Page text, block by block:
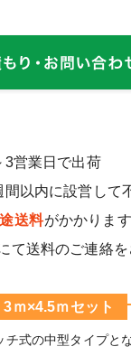
3営業日で出荷
以内に設営して
送料がかかります
て送料のご連絡を
ｍ×4.5ｍセット
式の中型タイプと